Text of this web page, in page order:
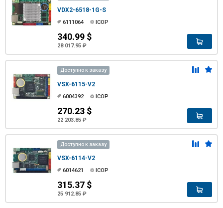
VDX2-6518-1G-S
6111064 ICOP
340.99 $
28 017.95 ₽
Доступно к заказу
VSX-6115-V2
6004392 ICOP
270.23 $
22 203.85 ₽
Доступно к заказу
VSX-6114-V2
6014621 ICOP
315.37 $
25 912.85 ₽